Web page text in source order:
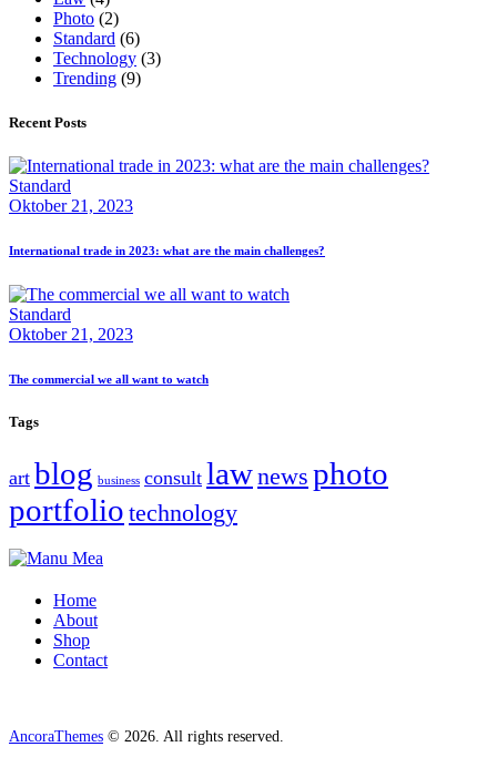
Photo (2)
Standard (6)
Technology (3)
Trending (9)
Recent Posts
Standard
Oktober 21, 2023
International trade in 2023: what are the main challenges?
Standard
Oktober 21, 2023
The commercial we all want to watch
Tags
art blog business consult lawnews photo
portfolio technology
Home
About
Shop
Contact
AncoraThemes © 2026. All rights reserved.